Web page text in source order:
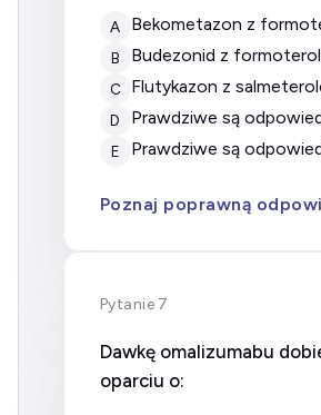
A bekometazon z
B budezonid z
C flutykazon z
D prawdziwe są
E prawdziwe są
Poznaj poprawną
Pytanie 7
Dawkę omalizumabu
oparciu o: